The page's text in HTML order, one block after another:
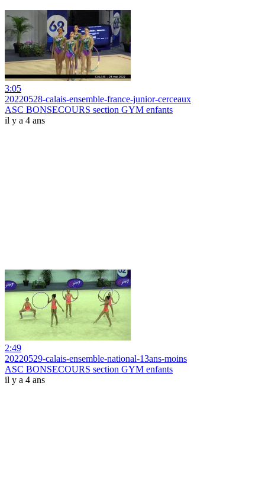
3:05
20220528-calais-ensemble-france-junior-cerceaux
ASC BONSECOURS section GYM enfants
il y a 4 ans
2:49
20220529-calais-ensemble-national-13ans-moins
ASC BONSECOURS section GYM enfants
il y a 4 ans